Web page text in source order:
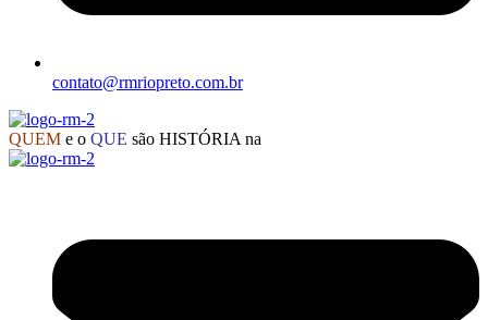
contato@rmriopreto.com.br
QUEM e o QUE são HISTÓRIA na